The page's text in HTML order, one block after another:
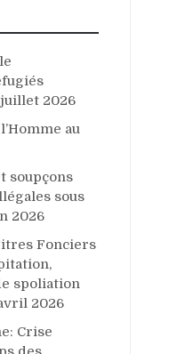
juillet 2026
au
soupçons
sous
2026
Fonciers
spoliation
2026
Crise